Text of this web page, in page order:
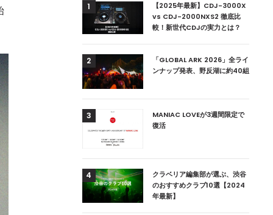
集部が選ぶ、渋谷
ラブ10選【2024
、ニューヨークの
上陸！ 「1 OAK
1
【2025年最新】CDJ-3000X
vs CDJ-2000NXS2 徹底比
較！新世代CDJの実力とは？
2
「GLOBAL ARK 2026」全ライ
ンナップ発表、野反湖に約40組
3
MANIAC LOVEが3週間限定で
復活
4
クラベリア編集部が選ぶ、渋谷
のおすすめクラブ10選【2024
年最新】